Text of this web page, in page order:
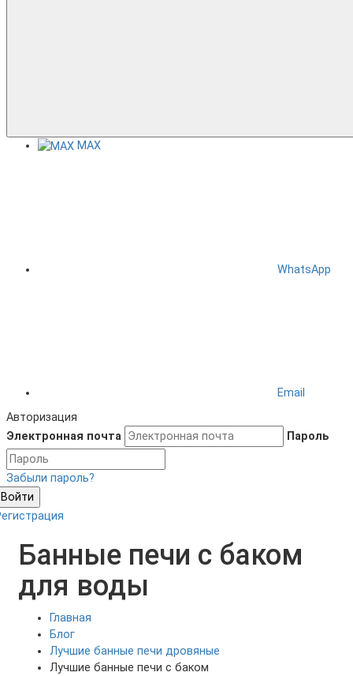
MAX
WhatsApp
Email
Авторизация
Электронная почта
Пароль
Забыли пароль?
Войти
Банные печи с баком
для воды
Главная
Блог
Лучшие банные печи дровяные
Лучшие банные печи с баком